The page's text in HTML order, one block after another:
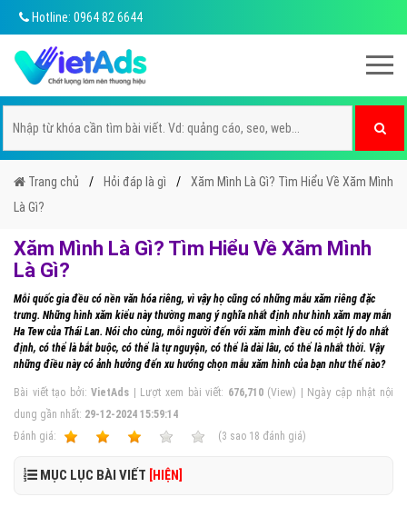
Hotline: 0964 82 6644
Trang chủ Hỏi đáp là gì
Xăm Mình Là Gì? Tìm Hiểu Về Xăm Mình
Là Gì?
Xăm Mình Là Gì? Tìm Hiểu Về Xăm Mình
Là Gì?
Mỗi quốc gia đều có nền văn hóa riêng, vì vậy họ cũng có những mẫu xăm riêng đặc
trưng. Những hình xăm kiểu này thường mang ý nghĩa nhất định như hình xăm may mắn
Ha Tew của Thái Lan. Nói cho cùng, mỗi người đến với xăm mình đều có một lý do nhất
định, có thể là bắt buộc, có thể là tự nguyện, có thể là dài lâu, có thể là nhất thời. Vậy
những điều này có ảnh hưởng đến xu hướng chọn mẫu xăm hình của bạn như thế nào?
Bài viết tạo bởi:VietAds | Lượt xem bài viết: 676,710(View) | Ngày cập nhật nội
dung gần nhất: 29-12-2024 15:59:14
Ðánh giá:
(3 sao 18 đánh giá)
MỤC LỤC BÀI VIẾT [HIỆN]